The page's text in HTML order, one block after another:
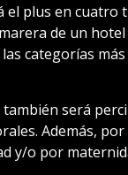
el plus en cuatro
de un hotel
categorías más
será
Además, por
y/o por